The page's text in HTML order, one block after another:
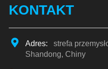
KONTAKT
Adres:
strefa
Shandong, Chiny